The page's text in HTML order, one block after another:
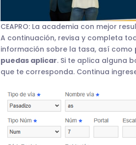
CEAPRO: La academia con mejor
A continuación, revisa y completa
información sobre la tasa, así como
puedas aplicar. Si te aplica alguna
que te corresponda. Continua